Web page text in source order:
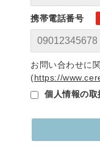
携帯電話番号
お問い合わせに
(https://
個人情報の